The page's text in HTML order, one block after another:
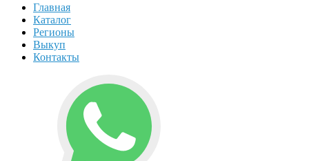
Главная
Каталог
Регионы
Выкуп
Контакты